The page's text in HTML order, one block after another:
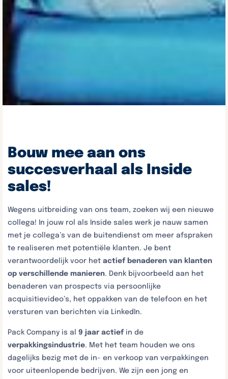
Bouw mee aan ons
succesverhaal als Inside
sales!
Wegens uitbreiding van ons team, zoeken wij een nieuwe
collega! In jouw rol als Inside sales werk je nauw samen
met je collega’s van de buitendienst om meer afspraken
te realiseren met potentiële klanten. Je bent
verantwoordelijk voor het actief benaderen van klanten
op verschillende manieren. Denk bijvoorbeeld aan het
benaderen van prospects via persoonlijke
acquisitievideo’s, het oppakken van de telefoon en het
versturen van berichten via LinkedIn.
Pack Company is al 9 jaar actief in de
verpakkingsindustrie. Met het team houden we ons
dagelijks bezig met de in- en verkoop van verpakkingen
voor uiteenlopende bedrijven. We zijn een jong en